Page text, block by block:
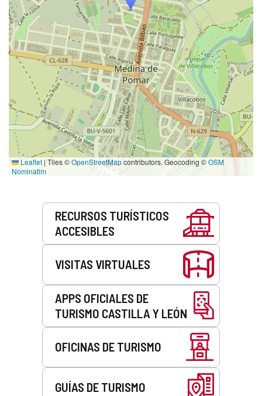
Leaflet |Tiles ©OpenStreetMapcontributors. Geocoding ©OSM
Nominatim
RECURSOS TURÍSTICOS
ACCESIBLES
VISITAS VIRTUALES
APPS OFICIALES DE
TURISMO CASTILLA Y LEÓN
OFICINAS DE TURISMO
GUÍAS DE TURISMO